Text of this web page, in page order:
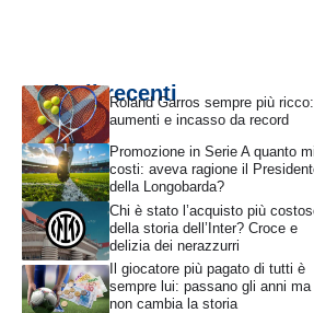
Articoli recentiRoland Garros sempre più ricco:
aumenti e incasso da record
Promozione in Serie A quanto mi
costi: aveva ragione il
della Longobarda?
Chi è stato l’acquisto più
della storia dell’Inter? Croce e
delizia dei nerazzurri
Il giocatore più pagato di tutti è
sempre lui: passano gli anni ma
non cambia la storia